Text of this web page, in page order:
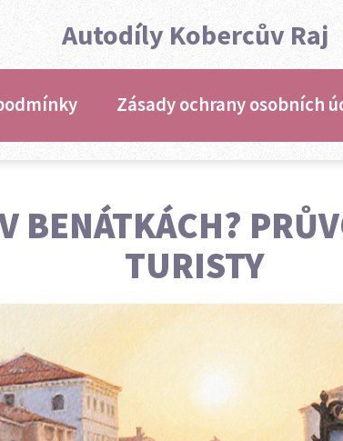
Autodíly Kobercův Raj
Zásady ochrany osobních
BENÁTKÁCH?
TURISTY